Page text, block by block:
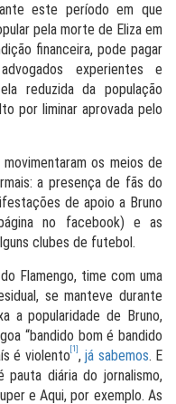
este período em que
pela morte de Eliza em
financeira, pode pagar
experientes e
reduzida da população
por liminar aprovada pelo
os meios de
a presença de fãs do
de apoio a Bruno
no facebook) e as
clubes de futebol.
Flamengo, time com uma
se manteve durante
a popularidade de Bruno,
“bandido bom é bandido
é violento [1] ,já sabemos. E
diária do jornalismo,
e Aqui, por exemplo. As